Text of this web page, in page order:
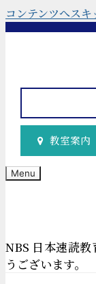
コンテンツへスキ
教室案内
Menu
NBS 日本速読
うございます。